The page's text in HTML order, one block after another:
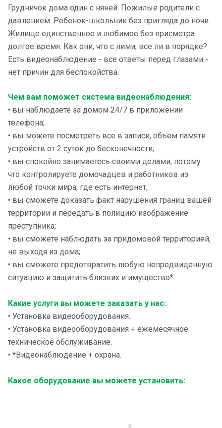
Грудничок дома один с няней. Пожилые родители с
давлением. Ребенок-школьник без пригляда до ночи.
Жилище единственное и любимое без присмотра
долгое время. Как они, что с ними, все ли в порядке?
Есть видеонаблюдение - все ответы перед глазами -
нет причин для беспокойства.
Чем вам поможет система видеонаблюдения:
• вы наблюдаете за домом 24/7 в приложении
телефона;
• вы можете посмотреть все в записи, объем памяти
устройств от 2 суток до бесконечности;
• вы спокойно занимаетесь своими делами, потому
что контролируете домочадцев и работников из
любой точки мира, где есть интернет;
• вы сможете доказать факт нарушения границ вашей
территории и передать в полицию изображение
преступника;
• вы сможете наблюдать за придомовой территорией,
не выходя из дома;
• вы сможете предотвратить любую непредвиденную
ситуацию и защитить близких и имущество*.
Какие услуги вы можете заказать у нас:
• Установка видеооборудования.
• Установка видеооборудования + ежемесячное
техническое обслуживание.
• *Видеонаблюдение + охрана.
Какое оборудование вы можете установить: